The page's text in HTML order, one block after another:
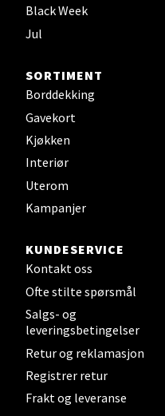
Black Week
Jul
SORTIMENT
Borddekking
Gavekort
Kjøkken
Interiør
Uterom
Kampanjer
KUNDESERVICE
Kontakt oss
Ofte stilte spørsmål
Salgs- og
leveringsbetingelser
Retur og reklamasjon
Registrer retur
Frakt og leveranse
Sjøfartsgata 2, 7714
Åpent i dag 10-20
5 i butikk
Leirvik - Stord
Torgbakken 2, 5401
Åpent i dag 10-17
4 i butikk